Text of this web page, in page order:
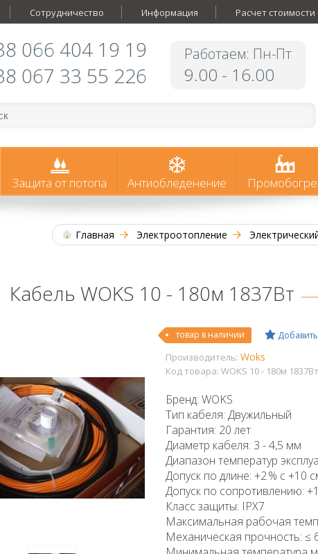
Сотрудничество Информация Расчет стоимости
066 404 19 19
067 33 55 226
Работаем: Пн-Пт
9.00 - 16.00
Защита от потопа Антиобледенение
Главная Электроотопление
Кабель WOKS 10 - 180м 1837Вт
товар в наличии
Производитель: Woks
Код товара: WOKS 10 - 180м 1837Вт
Бренд: WOKS
Тип кабеля: Двужильный
Гарантия: 20 лет
Диаметр кабеля: 3 - 4,5 мм
Диапазон температур
Допуск по длине: +2 % с +10
Допуск по сопротивлению:
Класс защиты: IPX7
Максимальная рабочая
Механическая прочность: ≤